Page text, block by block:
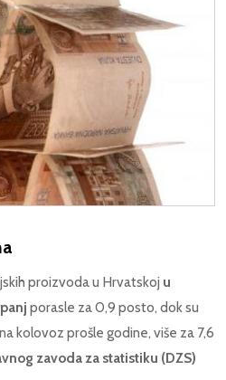
proizvoda u Hrvatskoj u
porasle za 0,9 posto, dok su
kolovoz prošle godine, više za 7,6
zavoda za statistiku (DZS)